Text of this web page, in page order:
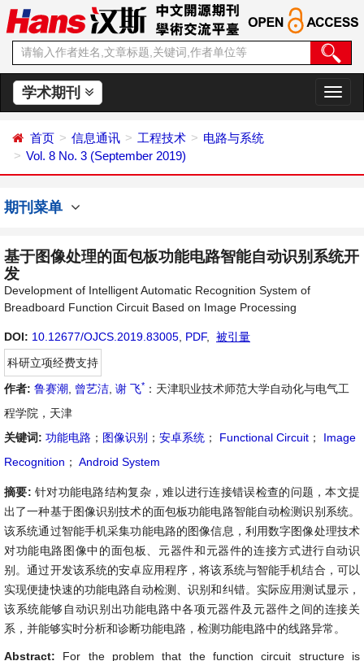
学术期刊
切
换
首页 信息通讯 工程技术
电路与系统
Vol. 8 No. 3 (September 2019)
期刊菜单
基于图像处理的面包板功能电路智能自动识别系统开
发
Development of Intelligent Automatic Recognition System of
Breadboard Function Circuit Based on Image Processing
DOI: 10.12677/OJCS.2019.83005 PDF,
被引量
科研立项经费支持
作者: 鲁赛潮 曾艺洁 谢 飞* ：天津职业技术师范大学自动化与电气工
程学院，天津
关键词: 功能电路 ； 图像识别 ； 安卓系统 ； Functional Circuit ；
Image
Recognition ； Android System
摘要: 针对功能电路结构复杂，难以进行连接错误检查的问题，本文提
出了一种基于图像识别技术的面包板功能电路智能自动检测识别系统。
该系统通过智能手机采集功能电路的图像信息，利用数字图像处理技术
对功能电路图像中的面包板、元器件和元器件的连接方式进行自动识
别。通过开发该系统的安卓应用程序，将该系统与智能手机结合，可以
实现便捷快速的功能电路自动检测、识别和纠错。实际应用测试显示，
该系统能够自动识别出功能电路中各项元器件及元器件之间的连接关
系，并能够实时分析和诊断功能电路，检测功能电路中的线路异常。
Abstract: For the problem that the function circuit structure is